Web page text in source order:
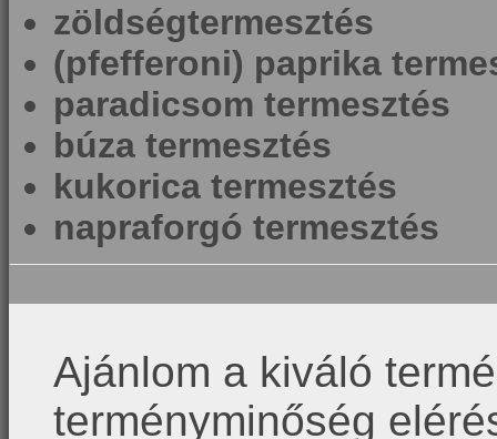
zöldségtermesztés
(pfefferoni) paprika
paradicsom termesztés
búza termesztés
kukorica termesztés
napraforgó termesztés
Ajánlom a kiváló
terményminőség